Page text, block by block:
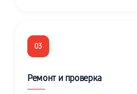
03
Ремонт и проверка